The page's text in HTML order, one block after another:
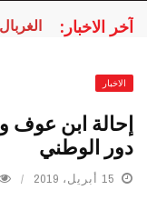
آخر الاخبار: الغربال سيحصل
الاخبار
إحالة ابن عوف
دور الوطني
15 أبريل، 2019